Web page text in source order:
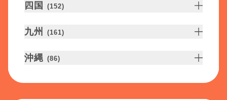
四国 (152)
九州 (161)
沖縄 (86)